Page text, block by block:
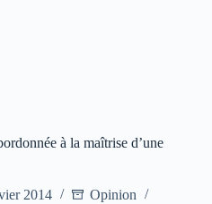
à la maîtrise d’une
2014
Opinion